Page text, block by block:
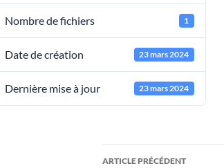
Nombre de fichiers 1
Date de création 23 mars 2024
Dernière mise à jour 23 mars 2024
Navigation
ARTICLE PRÉCÉDENT